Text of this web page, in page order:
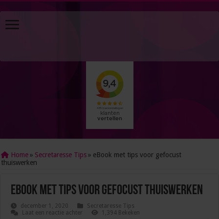
Home » Secretaresse Tips » eBook met tips voor gefocust
thuiswerken
eBook met tips voor gefocust thuiswerken
december 1, 2020
Secretaresse Tips
Laat een reactie achter
1,394 Bekeken